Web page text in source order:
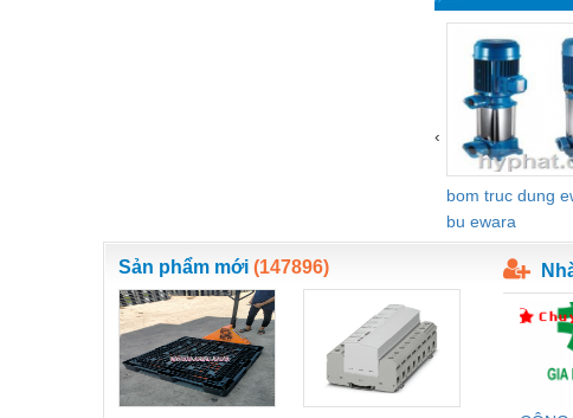
Thủy lực-Thiết bị
Thủy sản - Trang thiết bị
Tự động hoá
Van - Co các loại
Vật liệu mài mòn
bom truc dung
bu ewara
‹
Sản phẩm mới (147896)